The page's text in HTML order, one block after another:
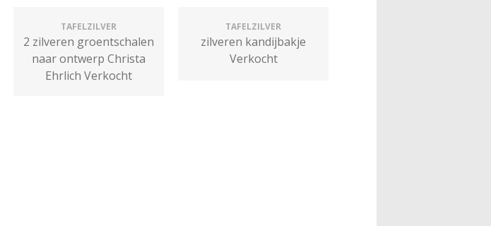
TAFELZILVER
2 zilveren groentschalen
naar ontwerp Christa
Ehrlich Verkocht
TAFELZILVER
zilveren kandijbakje
Verkocht